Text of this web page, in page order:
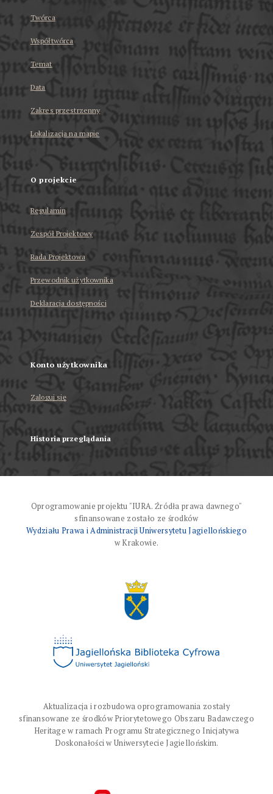
Twórca
Współtwórca
Temat
Data
Zakres przestrzenny
Lokalizacja na mapie
O projekcie
Regulamin
Zespół Projektowy
Rada Projektowa
Przewodnik użytkownika
Deklaracja dostępności
Konto użytkownika
Zaloguj się
Historia przeglądania
Oprogramowanie projektu "IURA. Źródła prawa dawnego"
sfinansowane zostało ze środków
Wydziału Prawa i Administracji Uniwersytetu Jagiellońskiego
w Krakowie.
Aktualizacja i rozbudowa oprogramowania zostały
sfinansowane ze środków Priorytetowego Obszaru Badawczego
Heritage w ramach Programu Strategicznego Inicjatywa
Doskonałości w Uniwersytecie Jagiellońskim.